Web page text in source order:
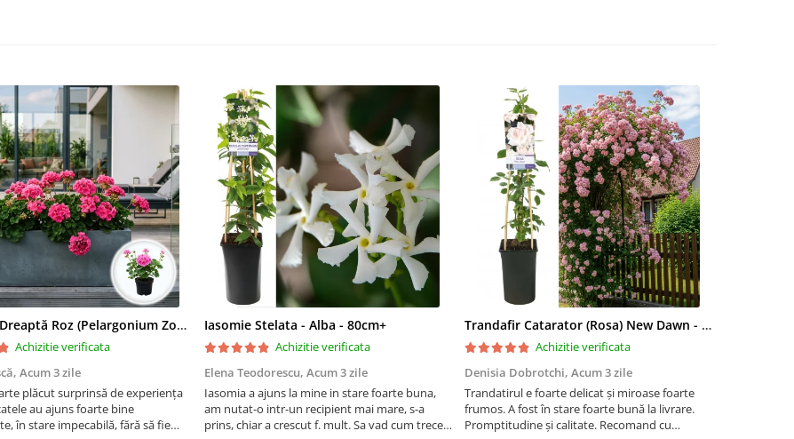
Mușcată Dreaptă Roz (Pelargonium Zonale)
Achizitie verificata
Acum 3 zile
plăcut surprinsă de experiența
au ajuns foarte bine
în stare impecabilă, fără să fie
Iasomie Stelata - Alba - 80cm+
Achizitie verificata
Elena Teodorescu, Acum 3 zile
Iasomia a ajuns la mine in stare foarte buna,
am nutat-o intr-un recipient mai mare, s-a
prins, chiar a crescut f. mult. Sa vad cum trece
Trandafir Catarator (Rosa) New Dawn - 75cm
Achizitie verificata
Denisia Dobrotchi, Acum 3 zile
Trandatirul e foarte delicat și miroase foarte
frumos. A fost în stare foarte bună la livrare.
Promptitudine și calitate. Recomand cu